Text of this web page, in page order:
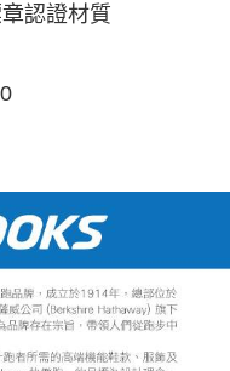
認證材質